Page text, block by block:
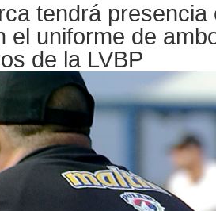
tendrá presencia
el uniforme de
de la LVBP